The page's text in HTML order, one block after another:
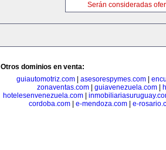
Serán consideradas
Otros dominios en venta:
guiautomotriz.com
asesorespymes.com
zonaventas.com| guiavenezuela.com|
hotelesenvenezuela.com
cordoba.com| e-mendoza.com| e-